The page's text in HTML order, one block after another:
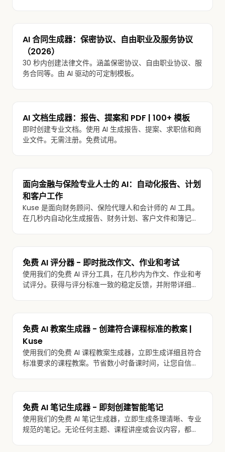
AI 合同生成器：保密协议、自由职业及服务协议
（2026）
30 秒内创建法律文件。涵盖保密协议、自由职业协议、服
务合同等。由 AI 驱动的可定制模板。
AI 文档生成器：报告、提案和 PDF | 100+ 模板
即时创建专业文档。使用 AI 生成报告、提案、求职信和商
业文件。无需注册。免费试用。
面向金融与保险专业人士的 AI：自动化报告、计划
和客户工作
Kuse 是面向财务顾问、保险代理人和会计师的 AI 工具。
在几秒内自动化生成报告、财务计划、客户文件和簿记工
免费 AI 评分器 - 即时批改作文、作业和考试
使用我们的免费 AI 评分工具，在几秒内为作文、作业和考
试评分。获得与评分标准一致的稳定反馈，并附带详细分
免费 AI 教案生成器 - 创建符合课程标准的教案 |
Kuse
使用我们的免费 AI 课程教案生成器，立即生成详细且符合
标准要求的课程教案。节省数小时备课时间，让您自信授
免费 AI 笔记生成器 - 即刻创建智能笔记
使用我们的免费 AI 笔记生成器，立即生成条理清晰、专业
规范的笔记。无论任何主题、课程讲座或会议内容，都能